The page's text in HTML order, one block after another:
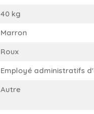
40 kg
Marron
Roux
Employé administratifs
Autre